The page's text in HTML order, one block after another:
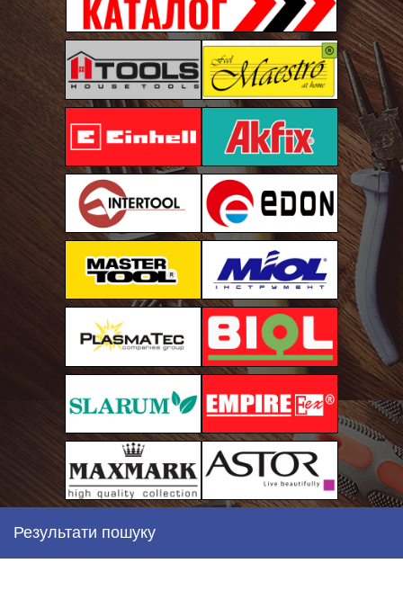
Результати пошуку